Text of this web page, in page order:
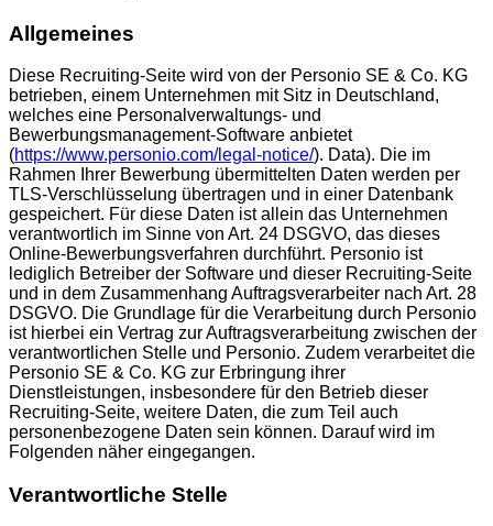
Allgemeines
Diese Recruiting-Seite wird von der Personio SE & Co. KG
betrieben, einem Unternehmen mit Sitz in Deutschland,
welches eine Personalverwaltungs- und
Bewerbungsmanagement-Software anbietet
(https://www.personio.com/legal-notice/). Data). Die im
Rahmen Ihrer Bewerbung übermittelten Daten werden per
TLS-Verschlüsselung übertragen und in einer Datenbank
gespeichert. Für diese Daten ist allein das Unternehmen
verantwortlich im Sinne von Art. 24 DSGVO, das dieses
Online-Bewerbungsverfahren durchführt. Personio ist
lediglich Betreiber der Software und dieser Recruiting-Seite
und in dem Zusammenhang Auftragsverarbeiter nach Art. 28
DSGVO. Die Grundlage für die Verarbeitung durch Personio
ist hierbei ein Vertrag zur Auftragsverarbeitung zwischen der
verantwortlichen Stelle und Personio. Zudem verarbeitet die
Personio SE & Co. KG zur Erbringung ihrer
Dienstleistungen, insbesondere für den Betrieb dieser
Recruiting-Seite, weitere Daten, die zum Teil auch
personenbezogene Daten sein können. Darauf wird im
Folgenden näher eingegangen.
Verantwortliche Stelle